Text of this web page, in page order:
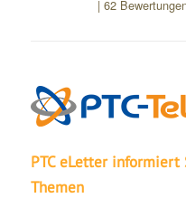
|62
PTC eLetter
Themen